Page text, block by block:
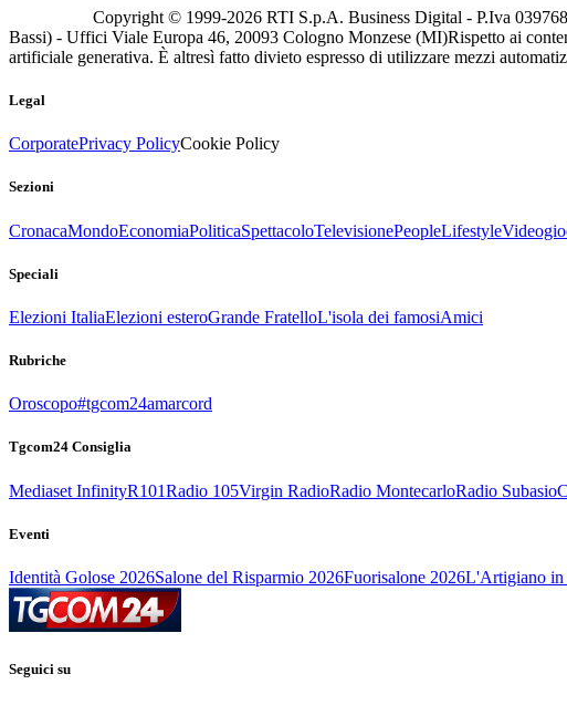
Copyright © 1999-2026 RTI S.p.A. Business Digital - P.Iva
Bassi) - Uffici Viale Europa 46, 20093 Cologno Monzese (MI)Rispetto ai
artificiale generativa. È altresì fatto divieto espresso di utilizzare mezzi
Legal
CorporatePrivacy PolicyCookie Policy
Sezioni
CronacaMondoEconomiaPoliticaSpettacoloTelevisionePeopleLifestyle
Speciali
Elezioni ItaliaElezioni esteroGrande FratelloL'isola dei famosiAmici
Rubriche
Oroscopo#tgcom24amarcord
Tgcom24 Consiglia
Mediaset InfinityR101Radio 105Virgin RadioRadio MontecarloRadio Subasio
Eventi
Identità Golose 2026Salone del Risparmio 2026Fuorisalone 2026L'Artigiano in
Seguici su